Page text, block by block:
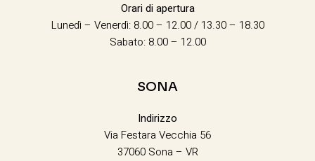
Orari di apertura
Lunedì – Venerdì: 8.00 – 12.00 / 13.30 – 18.30
Sabato: 8.00 – 12.00
SONA
Indirizzo
Via Festara Vecchia 56
37060 Sona – VR